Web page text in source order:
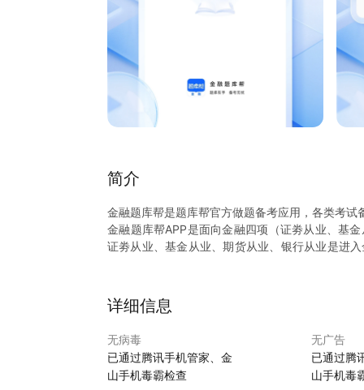
简介
金融题库帮是题库帮官方做题备考应用，各类考试
金融题库帮APP是面向金融四项（证劵从业、基
证劵从业、基金从业、期货从业、银行从业是进
【题库练习】题库内所有科目的章节练习均可随意
【模拟试卷】更有模拟试卷测验，随时检验自己的
【易错题目】大数据分析会计考试易错题目。
【错题巩固】好用的错题巩固功能，清除您备考路
【我的笔记】好记星不如烂笔头，遇到不会的记录
【学习资讯】备考技巧、复习技巧，尽在题库帮
详细信息
无病毒
已通过腾讯手机管家、金
山手机毒霸检查
无广告
已通过腾
山手机毒